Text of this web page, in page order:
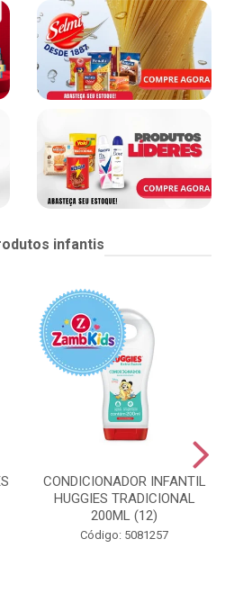
infantis
CONDICIONADOR INFANTIL
HUGGIES TRADICIONAL
200ML (12)
Código: 5081257